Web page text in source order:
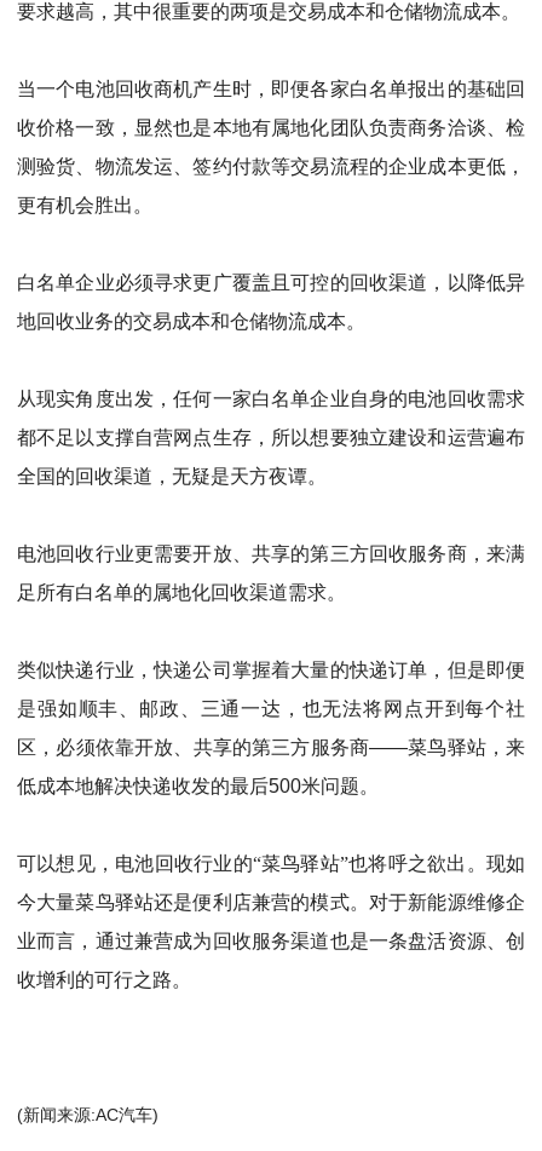
要求越高，其中很重要的两项是交易成本和仓储物流成本。
当一个电池回收商机产生时，即便各家白名单报出的基础回
收价格一致，显然也是本地有属地化团队负责商务洽谈、检
测验货、物流发运、签约付款等交易流程的企业成本更低，
更有机会胜出。
白名单企业必须寻求更广覆盖且可控的回收渠道，以降低异
地回收业务的交易成本和仓储物流成本。
从现实角度出发，任何一家白名单企业自身的电池回收需求
都不足以支撑自营网点生存，所以想要独立建设和运营遍布
全国的回收渠道，无疑是天方夜谭。
电池回收行业更需要开放、共享的第三方回收服务商，来满
足所有白名单的属地化回收渠道需求。
类似快递行业，快递公司掌握着大量的快递订单，但是即便
是强如顺丰、邮政、三通一达，也无法将网点开到每个社
区，必须依靠开放、共享的第三方服务商——菜鸟驿站，来
低成本地解决快递收发的最后500米问题。
可以想见，电池回收行业的“菜鸟驿站”也将呼之欲出。现如
今大量菜鸟驿站还是便利店兼营的模式。对于新能源维修企
业而言，通过兼营成为回收服务渠道也是一条盘活资源、创
收增利的可行之路。
(新闻来源:AC汽车)